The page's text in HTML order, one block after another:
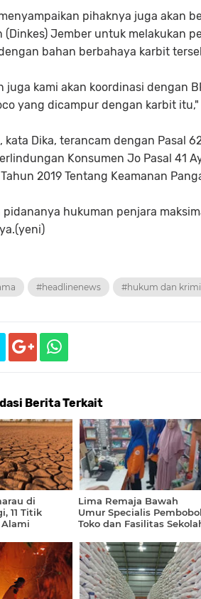
pihaknya juga akan
(Dinkes) Jember untuk melakukan
bahan berbahaya karbit
juga kami akan koordinasi dengan
yang dicampur dengan karbit itu,"
kata Dika, terancam dengan Pasal
Konsumen Jo Pasal 41
2019 Tentang Keamanan
pidananya hukuman penjara
#headlinenews #hukum dan
Berita Terkait
di
11 Titik
Lima Remaja Bawah
Umur Specialis Pembobol
Toko dan Fasilitas
Banyuwangi